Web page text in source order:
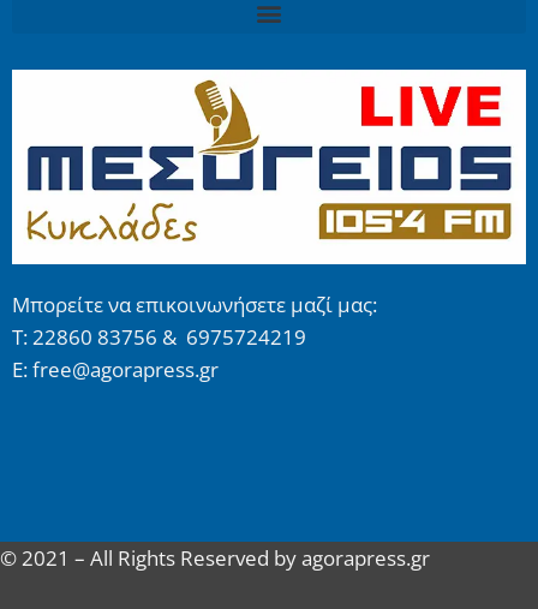
Μπορείτε να επικοινωνήσετε μαζί μας:
Τ: 22860 83756 & 6975724219
E: free@agorapress.gr
© 2021 – All Rights Reserved by agorapress.gr